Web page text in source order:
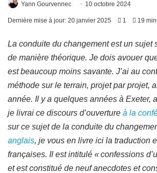
Yann Gourvennec 10 octobre 2024
Dernière mise à jour: 20 janvier 2025 1 19
La conduite du changement est un sujet
de manière théorique. Je dois avouer
est beaucoup moins savante. J’ai au
méthode sur le terrain, projet par projet,
année. Il y a quelques années à Exeter,
je livrai ce discours d’ouverture à la
sur ce sujet de la conduite du
anglais, je vous en livre ici la traduction
françaises. Il est intitulé « confessions
et est constitué de neuf anecdotes et